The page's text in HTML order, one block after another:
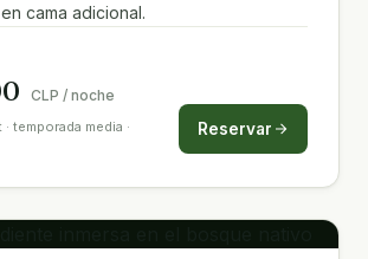
cama adicional.
CLP / noche
temporada media ·
Reservar